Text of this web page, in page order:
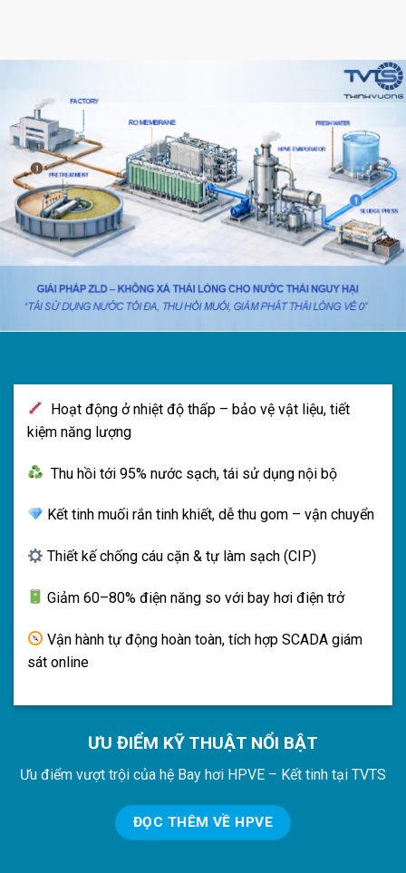
Hoạt động ở nhiệt độ thấp – bảo vệ vật liệu, tiết
kiệm năng lượng
Thu hồi tới 95% nước sạch, tái sử dụng nội bộ
Kết tinh muối rắn tinh khiết, dễ thu gom – vận chuyển
Thiết kế chống cáu cặn & tự làm sạch (CIP)
Giảm 60–80% điện năng so với bay hơi điện trở
Vận hành tự động hoàn toàn, tích hợp SCADA giám
sát online
ƯU ĐIỂM KỸ THUẬT NỔI BẬT
Ưu điểm vượt trội của hệ Bay hơi HPVE – Kết tinh tại TVTS
ĐỌC THÊM VỀ HPVE